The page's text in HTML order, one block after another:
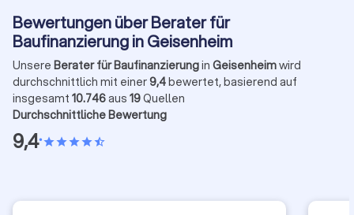
Bewertungen über Berater für
Baufinanzierung in Geisenheim
Unsere Berater für Baufinanzierungin Geisenheimwird
durchschnittlich mit einer9,4bewertet, basierend auf
insgesamt 10.746aus 19Quellen
Durchschnittliche Bewertung
9,4•starstarstarstarstar_half